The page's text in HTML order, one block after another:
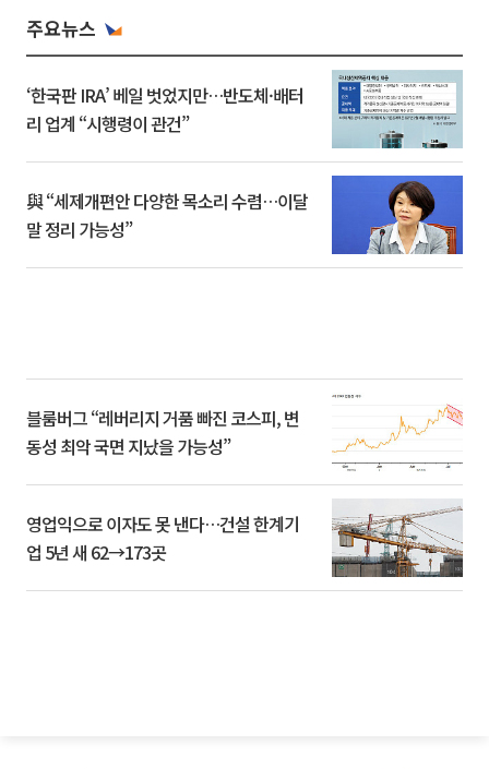
주요뉴스
‘한국판 IRA’ 베일 벗었지만…반도체·배터
리 업계 “시행령이 관건”
與 “세제개편안 다양한 목소리 수렴…이달
말 정리 가능성”
블룸버그 “레버리지 거품 빠진 코스피, 변
동성 최악 국면 지났을 가능성”
영업익으로 이자도 못 낸다…건설 한계기
업 5년 새 62→173곳